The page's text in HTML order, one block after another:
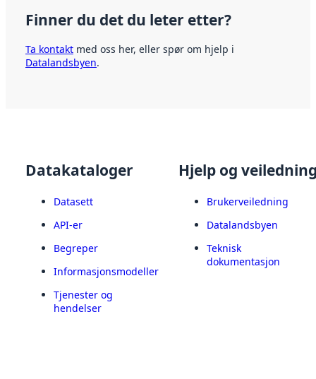
Finner du det du leter etter?
Ta kontakt med oss her, eller spør om hjelp i
Datalandsbyen.
Datakataloger
Datasett
API-er
Begreper
Informasjonsmodeller
Tjenester og
hendelser
Hjelp og
Brukerveiledning
Datalandsbyen
Teknisk
dokumentasjon